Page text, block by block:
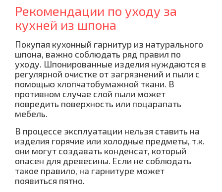
Рекомендации по уходу за
кухней из шпона
Покупая кухонный гарнитур из натурального
шпона, важно соблюдать ряд правил по
уходу. Шпонированные изделия нуждаются в
регулярной очистке от загрязнений и пыли с
помощью хлопчатобумажной ткани. В
противном случае слой пыли может
повредить поверхность или поцарапать
мебель.
В процессе эксплуатации нельзя ставить на
изделия горячие или холодные предметы, т.к.
они могут создавать конденсат, который
опасен для древесины. Если не соблюдать
такое правило, на гарнитуре может
появиться пятно.